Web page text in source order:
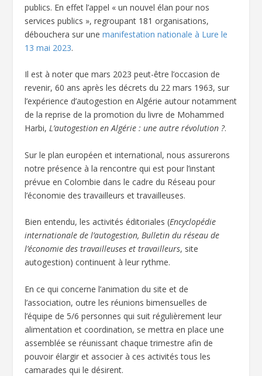
publics. En effet l’appel « un nouvel élan pour nos
services publics », regroupant 181 organisations,
débouchera sur unemanifestation nationale à Lure le
13 mai 2023.
Il est à noter que mars 2023 peut-être l’occasion de
revenir, 60 ans après les décrets du 22 mars 1963, sur
l’expérience d’autogestion en Algérie autour notamment
de la reprise de la promotion du livre de Mohammed
Harbi,L’autogestion en Algérie : une autre révolution ?.
Sur le plan européen et international, nous assurerons
notre présence à la rencontre qui est pour l’instant
prévue en Colombie dans le cadre du Réseau pour
l’économie des travailleurs et travailleuses.
Bien entendu, les activités éditoriales (Encyclopédie
internationale de l’autogestion, Bulletin du réseau de
l’économie des travailleuses et travailleurs, site
autogestion) continuent à leur rythme.
En ce qui concerne l’animation du site et de
l’association, outre les réunions bimensuelles de
l’équipe de 5/6 personnes qui suit régulièrement leur
alimentation et coordination, se mettra en place une
assemblée se réunissant chaque trimestre afin de
pouvoir élargir et associer à ces activités tous les
camarades qui le désirent.